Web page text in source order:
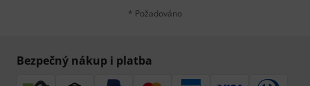
* Požadováno
Bezpečný nákup i platba